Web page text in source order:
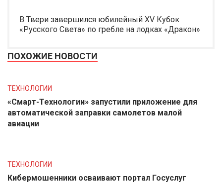
В Твери завершился юбилейный XV Кубок
«Русского Света» по гребле на лодках «Дракон»
ПОХОЖИЕ НОВОСТИ
ТЕХНОЛОГИИ
«Смарт-Технологии» запустили приложение для
автоматической заправки самолетов малой
авиации
ТЕХНОЛОГИИ
Кибермошенники осваивают портал Госуслуг